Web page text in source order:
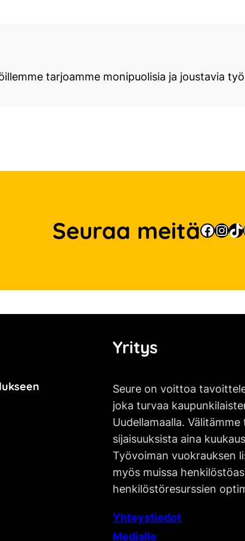
tarjoamme monipuolisia ja joustavia
Seuraa meitä
Yritys
Seure on voittoa
joka turvaa
Uudellamaalla.
sijaisuuksista aina
Työvoiman vuokrauksen
myös muissa
henkilöstöresurssien
Yhteystiedot
Medialle